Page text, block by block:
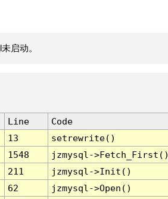
启动。
Line
Code
13
setrewrite()
1548
jzmysql-
211
jzmysql->Init()
62
jzmysql->Open()